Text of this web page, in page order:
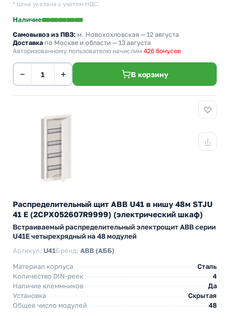
* цена указана с учетом НДС.
Наличие
Самовывоз из ПВЗ: м. Новохохловская — 12 августа
Доставка по Москве и области — 13 августа
Авторизованному пользователю начислим 426 бонусов
− + В корзину
Распределительный щит ABB U41 в нишу 48м STJU
41 E (2CPX052607R9999) (электрический шкаф)
Встраиваемый распределительный электрощит АВВ серии
U41Е четырехрядный на 48 модулей
Артикул: U41Бренд: ABB (АББ)
Материал корпуса
Сталь
Количество DIN-реек
4
Наличие клеммников
Да
Установка
Скрытая
Общее число модулей
48